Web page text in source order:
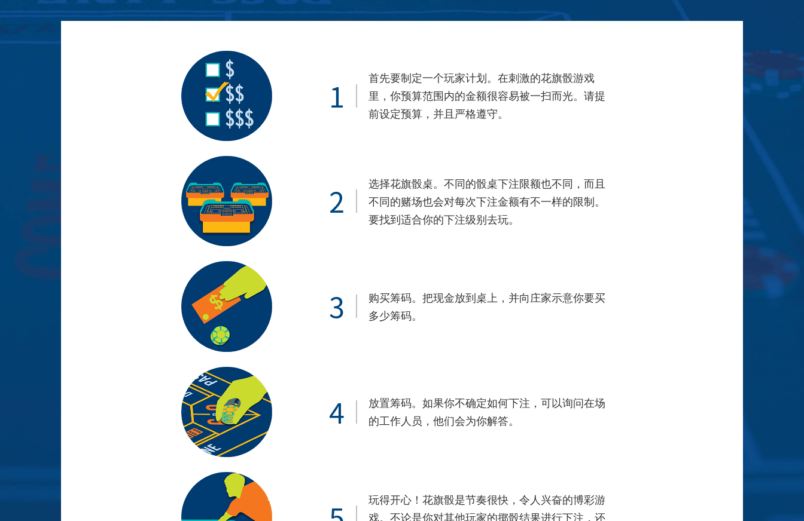
1
首先要制定一个玩家计划。在刺激的花旗骰游戏
里，你预算范围内的金额很容易被一扫而光。请提
前设定预算，并且严格遵守。
2
选择花旗骰桌。不同的骰桌下注限额也不同，而且
不同的赌场也会对每次下注金额有不一样的限制。
要找到适合你的下注级别去玩。
3
购买筹码。把现金放到桌上，并向庄家示意你要买
多少筹码。
4
放置筹码。如果你不确定如何下注，可以询问在场
的工作人员，他们会为你解答。
玩得开心！花旗骰是节奏很快，令人兴奋的博彩游
戏。不论是你对其他玩家的掷骰结果进行下注，还